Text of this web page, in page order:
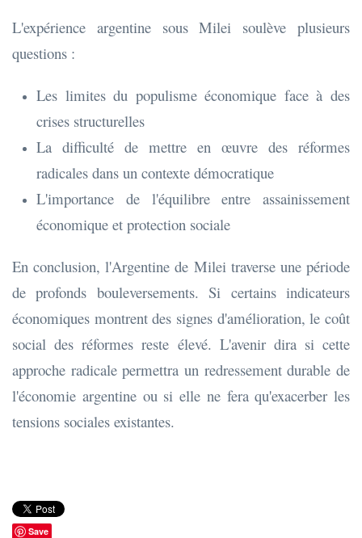
L'expérience argentine sous Milei soulève plusieurs
questions :
Les limites du populisme économique face à des
crises structurelles
La difficulté de mettre en œuvre des réformes
radicales dans un contexte démocratique
L'importance de l'équilibre entre assainissement
économique et protection sociale
En conclusion, l'Argentine de Milei traverse une période
de profonds bouleversements. Si certains indicateurs
économiques montrent des signes d'amélioration, le coût
social des réformes reste élevé. L'avenir dira si cette
approche radicale permettra un redressement durable de
l'économie argentine ou si elle ne fera qu'exacerber les
tensions sociales existantes.
Save